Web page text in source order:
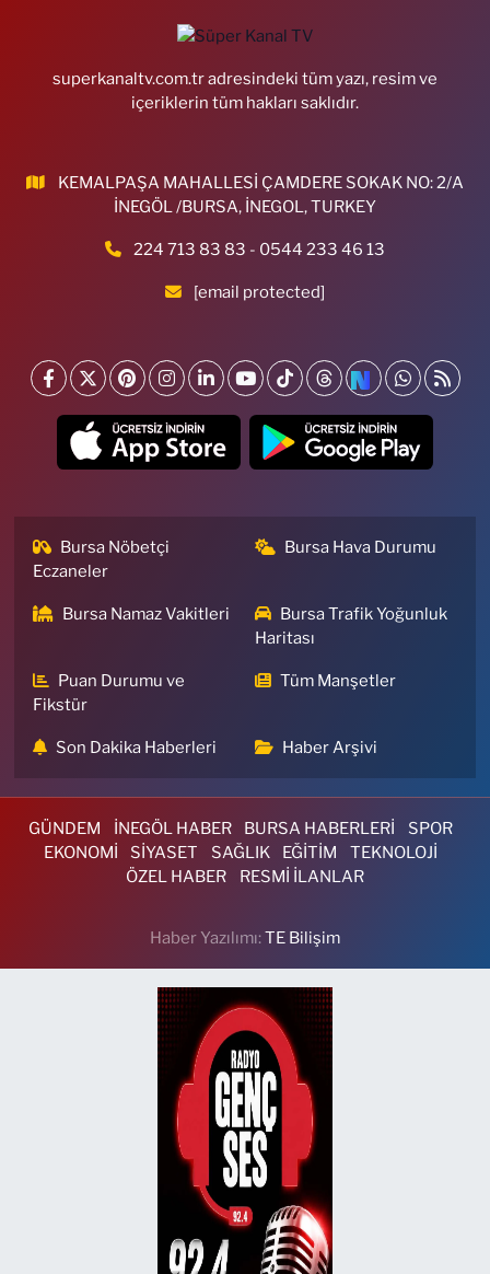
superkanaltv.com.tr adresindeki tüm yazı, resim ve
içeriklerin tüm hakları saklıdır.
KEMALPAŞA MAHALLESİ ÇAMDERE SOKAK NO: 2/A
İNEGÖL /BURSA, İNEGOL, TURKEY
224 713 83 83 - 0544 233 46 13
[email protected]
Bursa Nöbetçi
Eczaneler
Bursa Hava Durumu
Bursa Namaz Vakitleri
Bursa Trafik Yoğunluk
Haritası
Puan Durumu ve
Fikstür
Tüm Manşetler
Son Dakika Haberleri Haber Arşivi
GÜNDEM İNEGÖL HABER BURSA HABERLERİ
SPOR
EKONOMİ
SİYASET SAĞLIK EĞİTİM
TEKNOLOJİ
ÖZEL HABER
RESMİ İLANLAR
Haber Yazılımı:TE Bilişim